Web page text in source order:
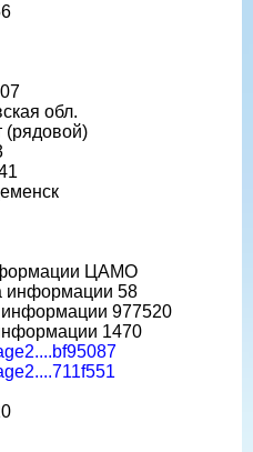
обл.
(рядовой)
ЦАМО
информации 58
информации 977520
1470